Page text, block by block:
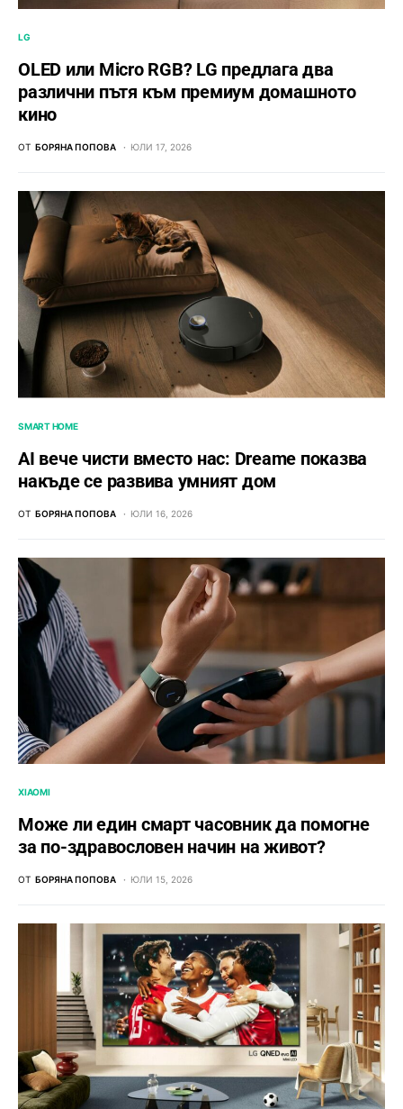
LG
OLED или Micro RGB? LG предлага два
различни пътя към премиум домашното
кино
ОТ БОРЯНА ПОПОВА ЮЛИ 17, 2026
SMART HOME
AI вече чисти вместо нас: Dreame показва
накъде се развива умният дом
ОТ БОРЯНА ПОПОВА ЮЛИ 16, 2026
XIAOMI
Може ли един смарт часовник да помогне
за по-здравословен начин на живот?
ОТ БОРЯНА ПОПОВА ЮЛИ 15, 2026